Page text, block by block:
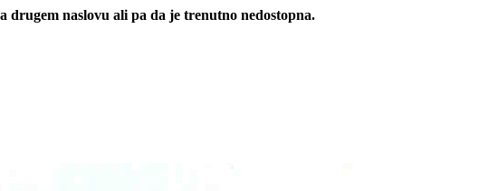
drugem naslovu ali pa da je trenutno nedostopna.